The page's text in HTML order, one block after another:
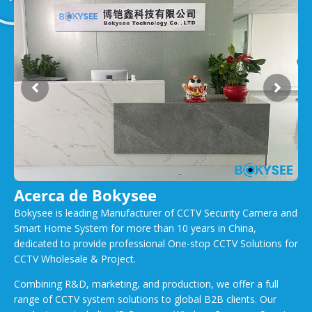
Acerca de Bokysee
Bokysee is leading Manufacturer of CCTV Security Camera and
Smart Home System for more than 10 years in China,
dedicated to provide professional One-stop CCTV Solutions for
CCTV Wholesale & Project.
Combining R&D, marketing, and production, we offer a full
range of CCTV system solutions to global B2B clients. Our